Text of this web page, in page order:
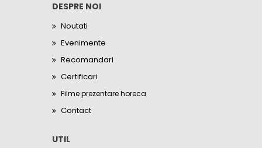
DESPRE NOI
Noutati
Evenimente
Recomandari
Certificari
Filme prezentare horeca
Contact
UTIL